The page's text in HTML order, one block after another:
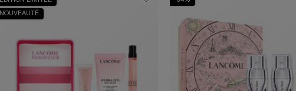
NOUVEAUTÉ